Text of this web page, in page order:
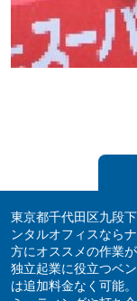
東京都千代田区九段
ンタルオフィスなら
方にオススメの作業
独立起業に役立つベ
は追加料金なく可能